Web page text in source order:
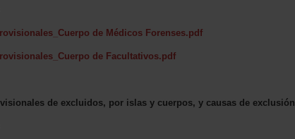
de Médicos Forenses.pdf
de Facultativos.pdf
de excluidos, por islas y cuerpos, y causas de exclusión